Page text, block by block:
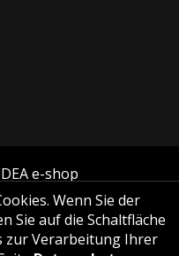
e-shop
Wenn Sie der
Sie auf die Schaltfläche
zur Verarbeitung Ihrer